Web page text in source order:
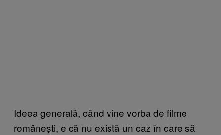
Ideea generală, când vine vorba de filme
românești, e că nu există un caz în care să